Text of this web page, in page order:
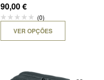
90,00€
(0)
VER OPÇÕES